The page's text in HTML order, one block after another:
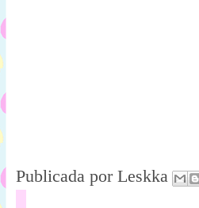
Publicada por Leskka